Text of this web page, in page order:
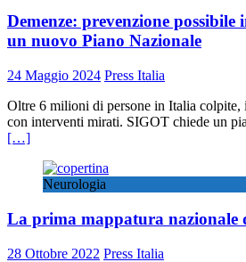
Demenze: prevenzione possibile
un nuovo Piano Nazionale
24 Maggio 2024 Press Italia
Oltre 6 milioni di persone in Italia colpite,
con interventi mirati. SIGOT chiede un
[…]
Neurologia
La prima mappatura nazionale
28 Ottobre 2022 Press Italia